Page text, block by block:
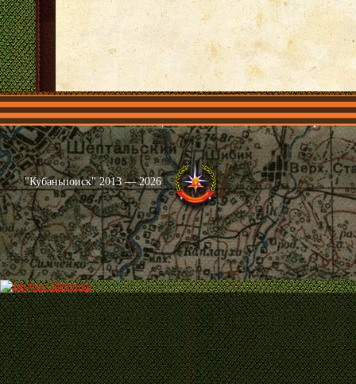
Главная Имена Общественные объединения Проекты
"Кубаньпоиск" 2013 — 2026